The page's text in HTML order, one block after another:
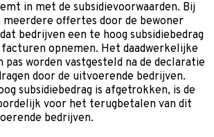
in met de subsidievoorwaarden. Bij
meerdere offertes door de bewoner
bedrijven een te hoog subsidiebedrag
opnemen. Het daadwerkelijke
pas worden vastgesteld na de declaratie
door de uitvoerende bedrijven.
subsidiebedrag is afgetrokken, is de
voor het terugbetalen van dit
bedrijven.